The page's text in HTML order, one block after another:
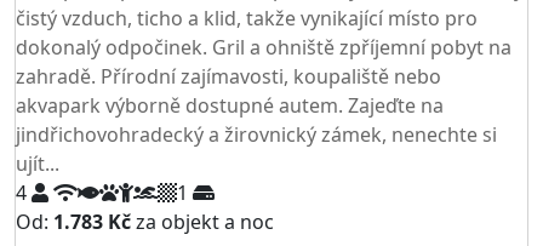
čistý vzduch, ticho a klid, takže vynikající místo pro
dokonalý odpočinek. Gril a ohniště zpříjemní pobyt na
zahradě. Přírodní zajímavosti, koupaliště nebo
akvapark výborně dostupné autem. Zajeďte na
jindřichovohradecký a žirovnický zámek, nenechte si
ujít...
4
1
Od: 1.783 Kčza objekt a noc